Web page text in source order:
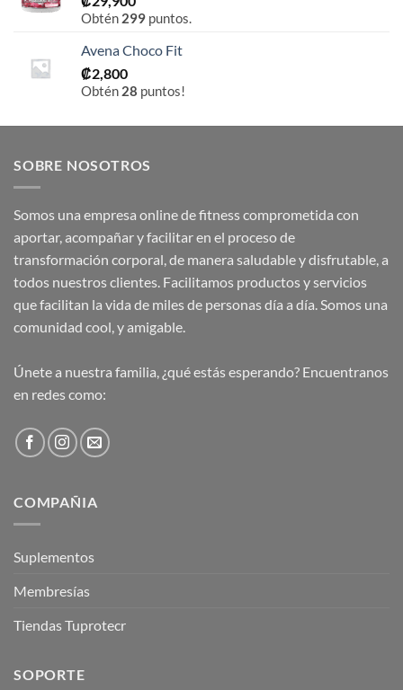
Obtén 299 puntos.
Avena Choco Fit
₡2,800
Obtén 28 puntos!
SOBRE NOSOTROS
Somos una empresa online de fitness comprometida con
aportar, acompañar y facilitar en el proceso de
transformación corporal, de manera saludable y disfrutable, a
todos nuestros clientes. Facilitamos productos y servicios
que facilitan la vida de miles de personas día a día. Somos una
comunidad cool, y amigable.
Únete a nuestra familia, ¿qué estás esperando? Encuentranos
en redes como:
COMPAÑIA
Suplementos
Membresías
Tiendas Tuprotecr
SOPORTE